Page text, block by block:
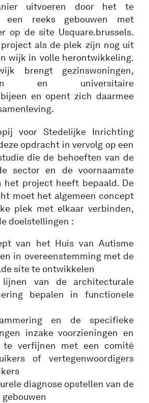
uitvoeren door het te
een reeks gebouwen met
op de site Usquare.brussels.
als de plek zijn nog uit
wijk in volle herontwikkeling.
brengt gezinswoningen,
en universitaire
en opent zich daarmee
voor Stedelijke Inrichting
opdracht in vervolg op een
die de behoeften van de
sector en de voornaamste
het project heeft bepaald. De
moet het algemeen concept
plek met elkaar verbinden,
doelstellingen :
van het Huis van Autisme
in overeenstemming met de
site te ontwikkelen
van de architecturale
bepalen in functionele
en de specifieke
inzake voorzieningen en
te verfijnen met een comité
of vertegenwoordigers
diagnose opstellen van de